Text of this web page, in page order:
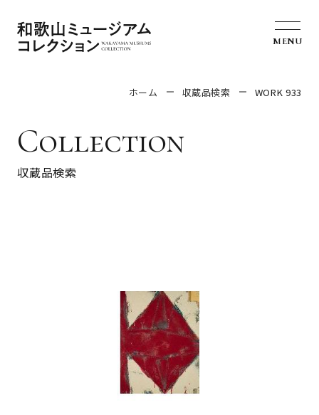
MENU
ホーム 収蔵品検索 WORK 933
Collection
収蔵品検索